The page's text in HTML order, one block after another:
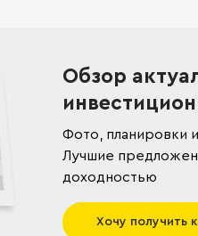
Обзор
Фото, планировки
Лучшие
доходностью
Хочу получить